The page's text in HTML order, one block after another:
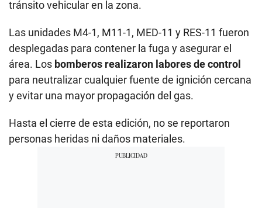
tránsito vehicular en la zona.
Las unidades M4-1, M11-1, MED-11 y RES-11 fueron
desplegadas para contener la fuga y asegurar el
área. Los bomberos realizaron labores de control
para neutralizar cualquier fuente de ignición cercana
y evitar una mayor propagación del gas.
Hasta el cierre de esta edición, no se reportaron
personas heridas ni daños materiales.